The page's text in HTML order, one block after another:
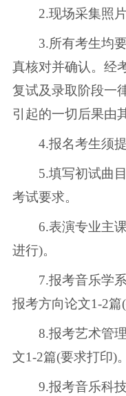
2.现场采集照片
3.所有考生均要
真核对并确认。经
复试及录取阶段一
引起的一切后果由
4.报名考生须提
5.填写初试曲目
考试要求。
6.表演专业主课
进行)。
7.报考音乐学系
报考方向论文1-2篇(
8.报考艺术管理
文1-2篇(要求打印)。
9.报考音乐科技